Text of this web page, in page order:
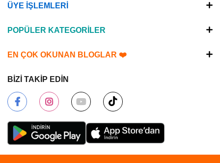
ÜYE İŞLEMLERİ
POPÜLER KATEGORİLER
EN ÇOK OKUNAN BLOGLAR ❤️
BİZİ TAKİP EDİN